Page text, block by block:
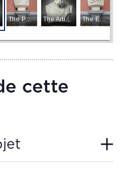
The Painter Hans Holbein The Artist Michelangelo The Engraver Lucas Vorsterman I
cette